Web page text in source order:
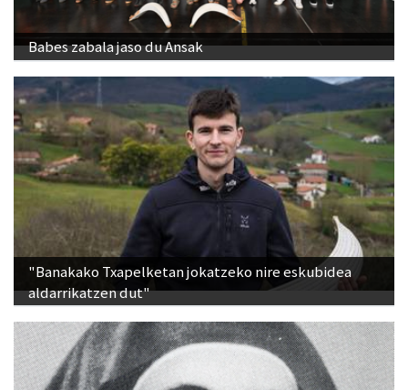
Babes zabala jaso du Ansak
"Banakako Txapelketan jokatzeko nire eskubidea
aldarrikatzen dut"